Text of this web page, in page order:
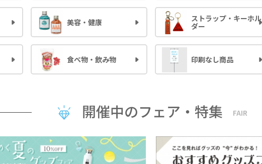
美容・健康
ストラップ・キーホル
ダー
食べ物・飲み物 印刷なし商品
開催中のフェア・特集 FAIR